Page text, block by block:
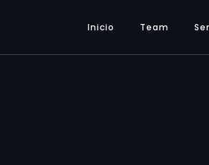
Inicio Team